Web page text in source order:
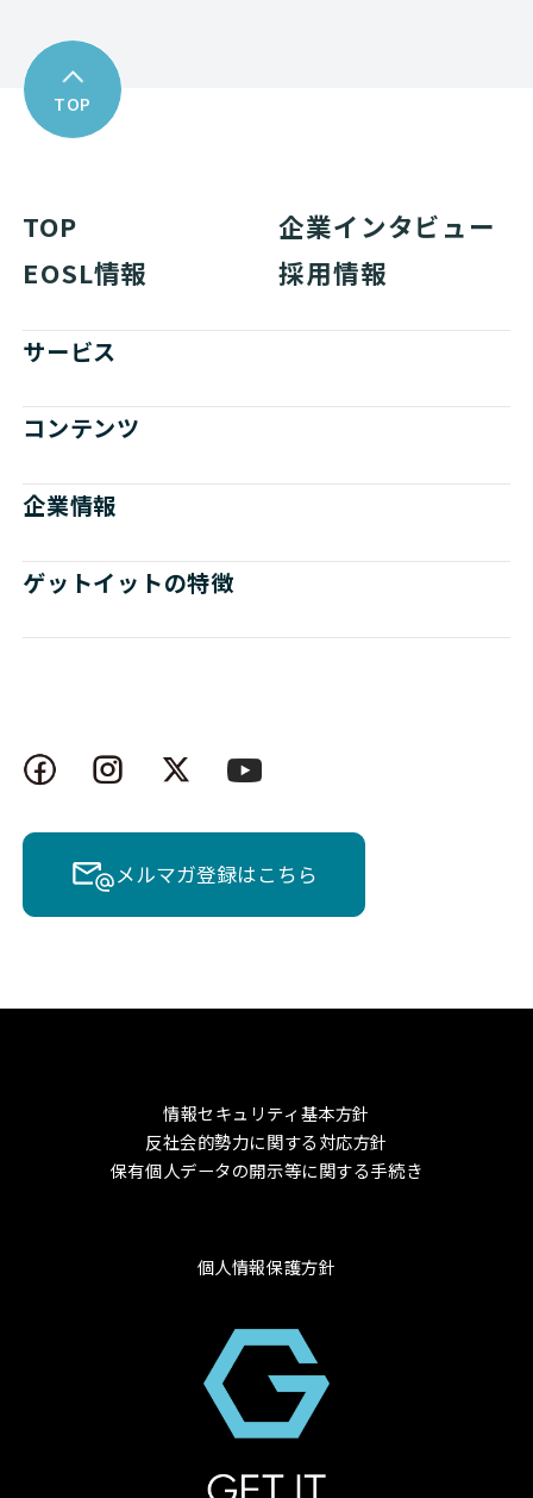
TOP
TOP
企業インタビュー
EOSL情報
採用情報
サービス
コンテンツ
企業情報
ゲットイットの特徴
メルマガ登録はこちら
情報セキュリティ基本方針
反社会的勢力に関する対応方針
保有個人データの開示等に関する手続き
個人情報保護方針